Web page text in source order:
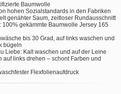
Baumwolle
hohen Sozialstandards in den Fabriken
genähter Saum, zeitloser Rundausschnitt
gekämmte Baumwolle Jersey 165
bis 30 Grad, auf links waschen und
bügeln
Liebe: Kalt waschen und auf der Leine
auf links drehen – schont Farben und
Flexfolienaufdruck